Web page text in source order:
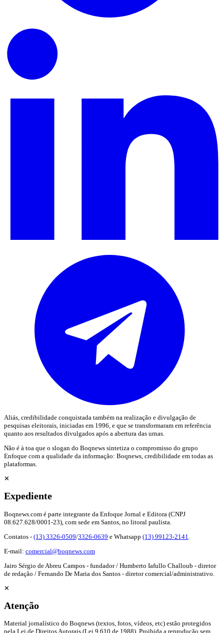
Aliás, credibilidade conquistada também na realização e divulgação de
pesquisas eleitorais, iniciadas em 1996, e que se transformaram em referência
quanto aos resultados divulgados após a abertura das urnas.
Não é à toa que o slogan do Boqnews sintetiza o compromisso do grupo
Enfoque com a qualidade da informação: Boqnews, credibilidade em todas as
plataformas.
✕
Expediente
Boqnews.com é parte integrante da Enfoque Jornal e Editora (CNPJ
08.627.628/0001-23), com sede em Santos, no litoral paulista.
Contatos - (13) 3326-0509/3326-0639 e Whatsapp (13) 99123-2141
E-mail: comercial@boqnews.com
Jairo Sérgio de Abreu Campos - fundador / Humberto Iafullo Challoub - diretor
de redação / Fernando De Maria dos Santos - diretor comercial/administrativo.
✕
Atenção
Material jornalístico do Boqnews (textos, fotos, vídeos, etc) estão protegidos
pela Lei de Direitos Autorais (Lei 9.610 de 1988). Proibida a reprodução sem